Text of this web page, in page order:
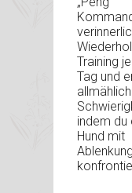
Training
Tag und
indem du
Hund mit